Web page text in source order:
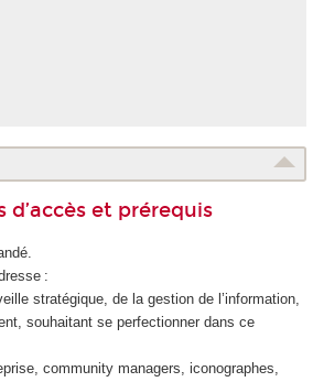
et prérequis
:
stratégique, de la gestion de l’information,
souhaitant se perfectionner dans ce
community managers, iconographes,